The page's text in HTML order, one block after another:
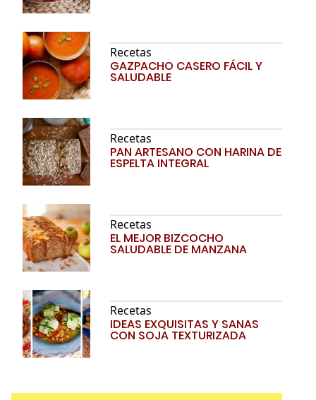
Recetas
GAZPACHO CASERO FÁCIL Y
SALUDABLE
Recetas
PAN ARTESANO CON HARINA DE
ESPELTA INTEGRAL
Recetas
EL MEJOR BIZCOCHO
SALUDABLE DE MANZANA
Recetas
IDEAS EXQUISITAS Y SANAS
CON SOJA TEXTURIZADA